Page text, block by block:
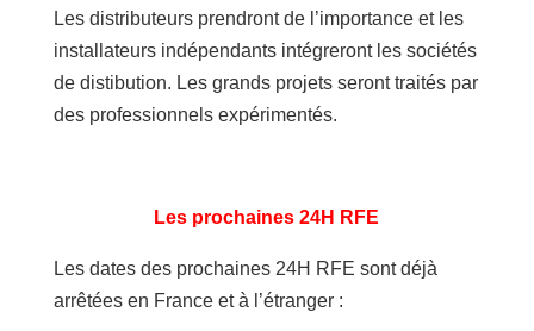
Les distributeurs prendront de l’importance et les
installateurs indépendants intégreront les sociétés
de distibution. Les grands projets seront traités par
des professionnels expérimentés.
Les prochaines 24H RFE
Les dates des prochaines 24H RFE sont déjà
arrêtées en France et à l’étranger :